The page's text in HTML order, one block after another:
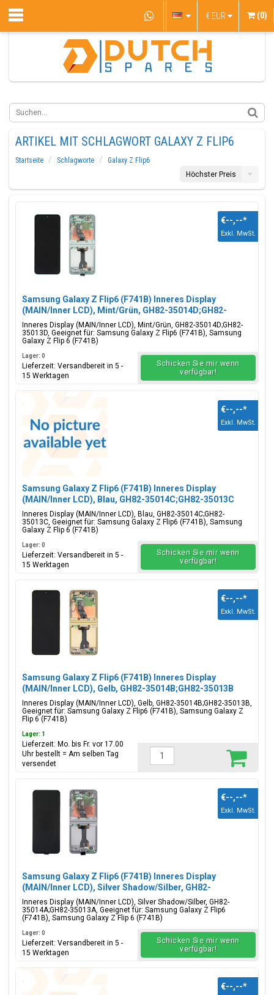
€ EUR (0)
ARTIKEL MIT SCHLAGWORT GALAXY Z FLIP6
Startseite Schlagworte
Galaxy Z Flip6
Höchster Preis
Samsung Galaxy Z Flip6 (F741B) Inneres Display
(MAIN/Inner LCD), Mint/Grün, GH82-35014D;GH82-
35013D
Inneres Display (MAIN/Inner LCD), Mint/Grün, GH82-35014D;GH82-
35013D, Geeignet für: Samsung Galaxy Z Flip6 (F741B), Samsung
Galaxy Z Flip 6 (F741B)
€--,--*
Exkl. MwSt.
Lager: 0
Lieferzeit: Versandbereit in 5 -
15 Werktagen
Schicken Sie mir wenn
verfügbar!
Samsung Galaxy Z Flip6 (F741B) Inneres Display
(MAIN/Inner LCD), Blau, GH82-35014C;GH82-35013C
Inneres Display (MAIN/Inner LCD), Blau, GH82-35014C;GH82-
35013C, Geeignet für: Samsung Galaxy Z Flip6 (F741B), Samsung
Galaxy Z Flip 6 (F741B)
€--,--*
Exkl. MwSt.
Lager: 0
Lieferzeit: Versandbereit in 5 -
15 Werktagen
Schicken Sie mir wenn
verfügbar!
Samsung Galaxy Z Flip6 (F741B) Inneres Display
(MAIN/Inner LCD), Gelb, GH82-35014B;GH82-35013B
Inneres Display (MAIN/Inner LCD), Gelb, GH82-35014B;GH82-35013B,
Geeignet für: Samsung Galaxy Z Flip6 (F741B), Samsung Galaxy Z
Flip 6 (F741B)
€--,--*
Exkl. MwSt.
Lager: 1
Lieferzeit: Mo. bis Fr. vor 17.00
Uhr bestellt = Am selben Tag
versendet
Samsung Galaxy Z Flip6 (F741B) Inneres Display
(MAIN/Inner LCD), Silver Shadow/Silber, GH82-
35014A;GH82-35013A
Inneres Display (MAIN/Inner LCD), Silver Shadow/Silber, GH82-
35014A;GH82-35013A, Geeignet für: Samsung Galaxy Z Flip6
(F741B), Samsung Galaxy Z Flip 6 (F741B)
€--,--*
Exkl. MwSt.
Lager: 0
Lieferzeit: Versandbereit in 5 -
15 Werktagen
Schicken Sie mir wenn
verfügbar!
€--,--*